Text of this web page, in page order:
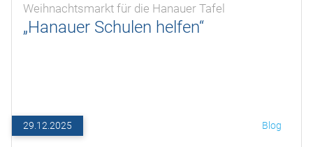
Weihnachtsmarkt für die Hanauer Tafel
„Hanauer Schulen helfen“
29.12.2025 Blog